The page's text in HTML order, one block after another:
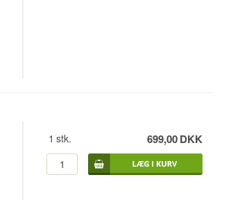
1 stk. 699,00DKK